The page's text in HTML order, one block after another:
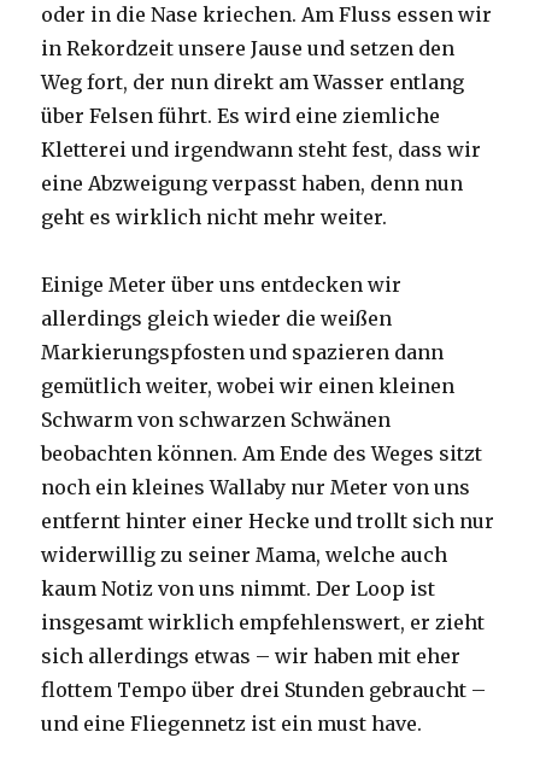
oder in die Nase kriechen. Am Fluss essen wir
in Rekordzeit unsere Jause und setzen den
Weg fort, der nun direkt am Wasser entlang
über Felsen führt. Es wird eine ziemliche
Kletterei und irgendwann steht fest, dass wir
eine Abzweigung verpasst haben, denn nun
geht es wirklich nicht mehr weiter.
Einige Meter über uns entdecken wir
allerdings gleich wieder die weißen
Markierungspfosten und spazieren dann
gemütlich weiter, wobei wir einen kleinen
Schwarm von schwarzen Schwänen
beobachten können. Am Ende des Weges sitzt
noch ein kleines Wallaby nur Meter von uns
entfernt hinter einer Hecke und trollt sich nur
widerwillig zu seiner Mama, welche auch
kaum Notiz von uns nimmt. Der Loop ist
insgesamt wirklich empfehlenswert, er zieht
sich allerdings etwas – wir haben mit eher
flottem Tempo über drei Stunden gebraucht –
und eine Fliegennetz ist ein must have.